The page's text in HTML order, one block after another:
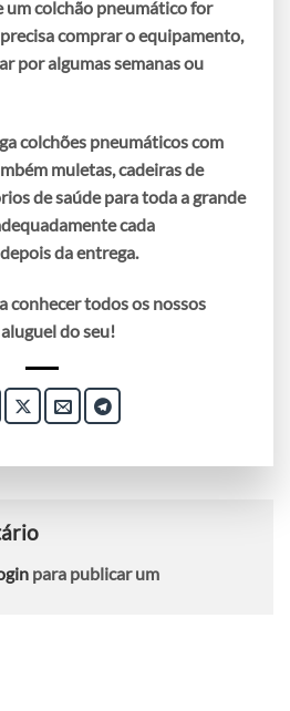
um colchão pneumático for
comprar o equipamento,
por algumas semanas ou
colchões pneumáticos com
muletas, cadeiras de
de saúde para toda a grande
cada
da entrega.
conhecer todos os nossos
do seu!
para publicar um